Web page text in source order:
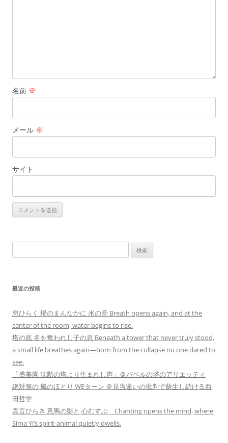
名前 ※
メール ※
サイト
索:
最近の投稿
息ひらく 場のまんなかに 水の音 Breath opens again, and at the
center of the room, water begins to rise.
塔の底 名を奪われし子の息 Beneath a tower that never truly stood,
a small life breathes again—born from the collapse no one dared to
see.
「盛美園 沈黙の塔より生まれし声」＠バベルの塔のアリエッティ
絶対無の 風のほとり WEターン ＠見当違いの批判で蘇生し続ける西
田哲学
真言ひらき 意馬の影と 心むすぶ Chanting opens the mind, where
Sima Yi’s spirit-animal quietly dwells.